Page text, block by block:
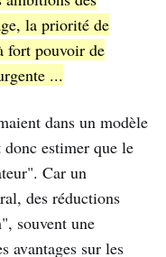
la priorité de
fort pouvoir de
...
dans un modèle
estimer que le
Car un
des réductions
souvent une
avantages sur les